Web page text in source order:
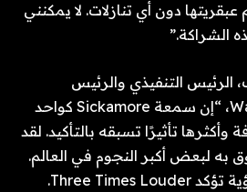
عبقريتها دون أي تنازلات. لا يمكنني
الشراكة.”
التنفيذي والرئيس
المشارك لشركة Warner، “إن سمعة Sickamore كواحد
وأكثرها تأثيرًا تسبقه بالتأكيد. لقد
به لبعض أكبر النجوم في العالم.
الآن، نفس الفطنة والرؤية تؤكد Three Times Louder.